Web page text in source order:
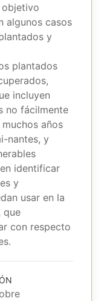
objetivo
algunos casos
y
plantados
incluyen
no fácilmente
años
nantes, y
identificar
y
usar en la
que
con respecto